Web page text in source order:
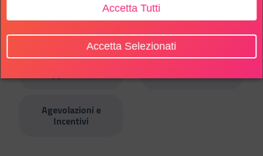
Bandi e
Agevolazioni e
Incentivi
Accetta Tutti
Accetta Selezionati